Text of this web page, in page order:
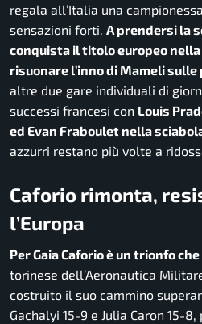
regala all’Italia una
sensazioni forti. A prendersi la
conquista il titolo europeo
risuonare l’inno di Mameli
altre due gare individuali di
successi francesi con Louis
ed Evan Fraboulet nella
azzurri restano più volte a
Caforio rimonta,
l’Europa
Per Gaia Caforio è un trionfo
torinese dell’Aeronautica
costruito il suo cammino
Gachalyi 15-9 e Julia Caron 15-